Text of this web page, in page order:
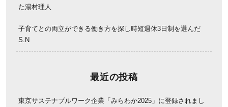
た湯村理人
子育てとの両立ができる働き方を探し時短週休3日制を選んだ
S.N
最近の投稿
東京サステナブルワーク企業「みらわか2025」に登録されまし